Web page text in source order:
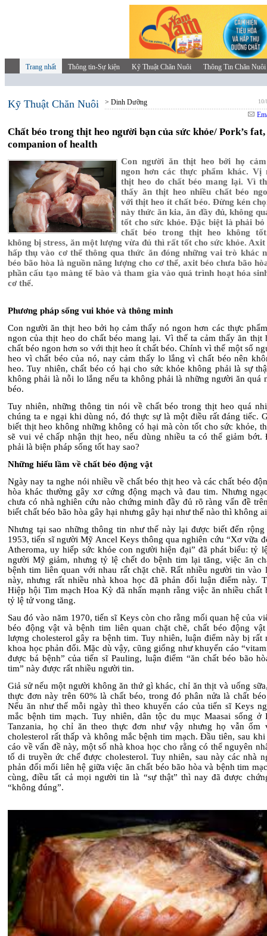
Trang nhất Thông tin-Sự kiện Kỹ Thuật Chăn Nuôi Thông Tin Chăn Nuôi
Kỹ Thuật Chăn Nuôi > Dinh Dưỡng
Chất béo trong thịt heo người bạn của sức khỏe/ Pork’s fat,
companion of health
Con người ăn thịt heo bởi họ
ngon hơn các thực phẩm khác. Vị
thịt heo do chất béo mang lại. Vì
thấy ăn thịt heo nhiều chất béo
với thịt heo ít chất béo. Đừng kén
này thức ăn kia, ăn đầy đủ, không
tốt cho sức khỏe. Đặc biệt là phải bỏ
chất béo trong thịt heo không
không bị stress, ăn một lượng vừa đủ thì rất tốt cho sức khỏe. Axit
hấp thụ vào cơ thể thông qua thức ăn đóng những vai trò khác
béo bão hòa là nguồn năng lượng cho cơ thể, axit béo chưa bão
phần cấu tạo màng tế bào và tham gia vào quá trình hoạt hóa
cơ thể.
Phương pháp sống vui khỏe và thông minh
Con người ăn thịt heo bởi họ cảm thấy nó ngon hơn các thực
ngon của thịt heo do chất béo mang lại. Vì thế ta cảm thấy ăn thịt
chất béo ngon hơn so với thịt heo ít chất béo. Chính vì thế một số
heo vì chất béo của nó, nay cảm thấy lo lắng vì chất béo nên
heo. Tuy nhiên, chất béo có hại cho sức khỏe không phải là sự
không phải là nỗi lo lắng nếu ta không phải là những người ăn quá
béo.
Tuy nhiên, những thông tin nói về chất béo trong thịt heo quá
chúng ta e ngại khi dùng nó, đó thực sự là một điều rất đáng tiếc.
biết thịt heo không những không có hại mà còn tốt cho sức khỏe,
sẽ vui vẻ chấp nhận thịt heo,nếu dùng nhiều ta có thể giảm bớt.
phải là biện pháp sống tốt hay sao?
Những hiểu lầm về chất béo động vật
Ngày nay ta nghe nói nhiềuvề chất béo thịt heo và các chất béo
hòa khác thường gâyxơ cứng động mạch và đau tim. Nhưng
chưa có nhà nghiên cứu nào chứng minh đầy đủ rõ ràng vấn đề
biết chất béo bão hòa gây hại nhưng gây hại như thế nào thì không
Nhưng tại sao những thông tin như thế này lại được biết đến rộng
1953, tiến sĩ người Mỹ Ancel Keys thông qua nghiên cứu “Xơ vữa
Atheroma, uy hiếp sức khỏe con người hiện đại” đã phát biểu: tỷ
người Mỹ giảm, nhưng tỷ lệ chết do bệnh tim lại tăng, việc ăn
bệnh tim liên quan với nhau rất chặt chẽ. Rất nhiều người tin vào
này, nhưng rất nhiều nhà khoa học đã phản đối luận điểm này.
Hiệp hội Tim mạch Hoa Kỳ đã nhấn mạnh rằng việc ăn nhiều chất
tỷ lệ tử vong tăng.
Sau đó vào năm 1970, tiến sĩ Keys còn cho rằng mối quan hệ của
béo động vật và bệnh tim liên quan chặt chẽ,chất béo động
lượng cholesterol gây ra bệnh tim. Tuy nhiên, luận điểm này bị rất
khoa học phản đối. Mặc dù vậy, cũng giống như khuyến cáo
được bá bệnh” của tiến sĩ Pauling, luận điểm “ăn chất béo bão
tim” này được rất nhiều người tin.
Giả sử nếu một người không ăn thứ gìkhác, chỉ ăn thịt và uống
thực đơn này trên 60% là chất béo, trong đó phân nửa là chất
Nếu ăn như thế mỗi ngày thì theo khuyến cáo của tiến sĩ Keys
mắc bệnh tim mạch. Tuy nhiên, dân tộc du mục Maasai sống ở
Tanzania, họ chỉ ăn theo thực đơn như vậy nhưng họ vẫn ốm
cholesterol rất thấp và không mắc bệnh tim mạch. Đầu tiên, sau khi
cáo về vấn đề này, một số nhà khoa học cho rằng có thể nguyên
tố di truyền ức chế được cholesterol. Tuy nhiên, sau này các nhà
phản đốimối liên hệ giữa việc ăn chất béo bão hòa và bệnh tim
cùng,điềutất cả mọi người tinlà “sự thật” thì nay đã được
“không đúng”.